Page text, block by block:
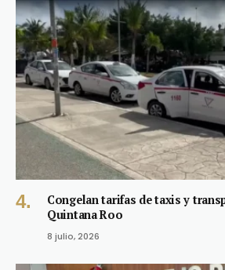
Congelan tarifas de taxis y
Quintana Roo
8 julio, 2026